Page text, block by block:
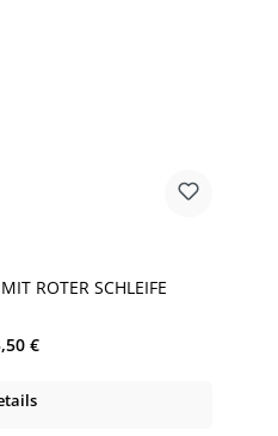
ROTER SCHLEIFE
Preis:
€